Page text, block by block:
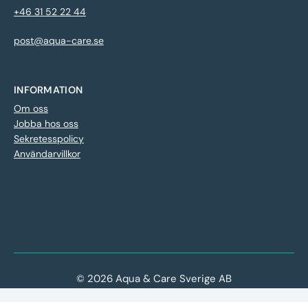
+46 31 52 22 44
post@aqua-care.se
INFORMATION
Om oss
Jobba hos oss
Sekretesspolicy
Användarvillkor
© 2026 Aqua & Care Sverige AB